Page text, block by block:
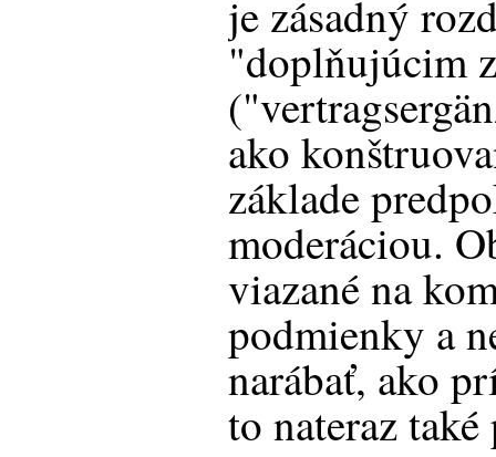
je zásadný
"doplňujúcim
ako
základe
moderáciou.
viazané na
podmienky a
narábať, ako
to nateraz